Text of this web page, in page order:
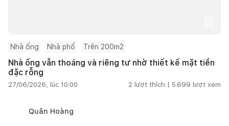
Nhà ống Nhà phố Trên 200m2
Nhà ống vẫn thoáng và riêng tư nhờ thiết kế mặt tiền
đặc rỗng
27/06/2026, lúc 10:00 2 lượt thích | 5.699 lượt xem
Quân Hoàng